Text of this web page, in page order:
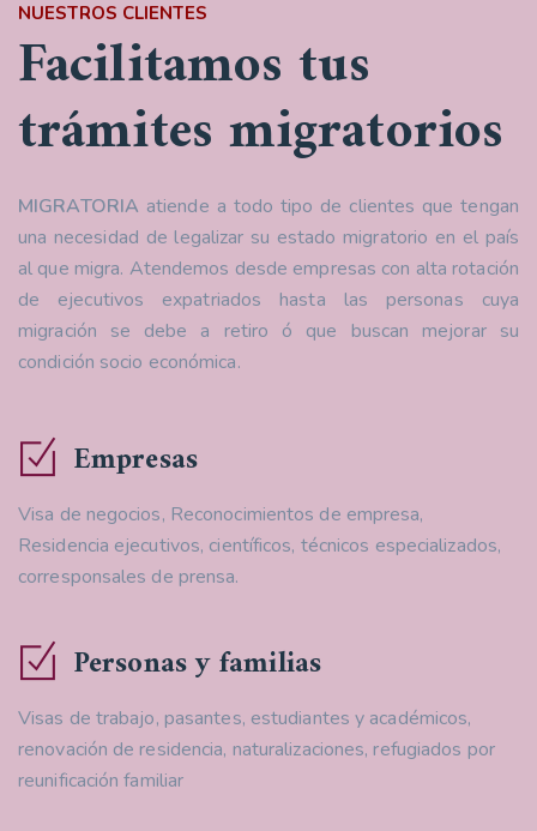
NUESTROS CLIENTES
Facilitamos tus
trámites migratorios
MIGRATORIA atiende a todo tipo de clientes que tengan
una necesidad de legalizar su estado migratorio en el país
al que migra. Atendemos desde empresas con alta rotación
de ejecutivos expatriados hasta las personas cuya
migración se debe a retiro ó que buscan mejorar su
condición socio económica.
Empresas
Visa de negocios, Reconocimientos de empresa,
Residencia ejecutivos, científicos, técnicos especializados,
corresponsales de prensa.
Personas y familias
Visas de trabajo, pasantes, estudiantes y académicos,
renovación de residencia, naturalizaciones, refugiados por
reunificación familiar